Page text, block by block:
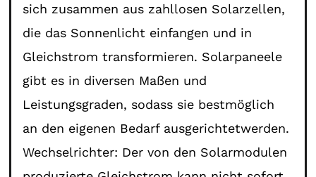
sich zusammen aus zahllosen Solarzellen,
die das Sonnenlicht einfangen und in
Gleichstrom transformieren. Solarpaneele
gibt es in diversen Maßen und
Leistungsgraden, sodass sie bestmöglich
an den eigenen Bedarf ausgerichtetwerden.
Wechselrichter: Der von den Solarmodulen